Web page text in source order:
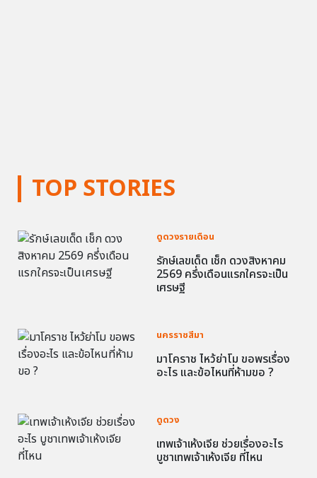
TOP STORIES
ดูดวงรายเดือน
รักษ์เลขเด็ด เช็ก ดวงสิงหาคม
2569 ครึ่งเดือนแรกใครจะเป็น
เศรษฐี
นครราชสีมา
มาโคราช ไหว้ย่าโม ขอพรเรื่อง
อะไร และข้อไหนที่ห้ามขอ ?
ดูดวง
เทพเจ้าเห้งเจีย ช่วยเรื่องอะไร
บูชาเทพเจ้าเห้งเจีย ที่ไหน